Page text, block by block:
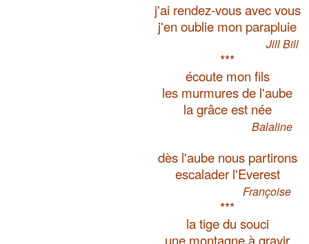
j'ai rendez-vous avec vous
j'en oublie mon parapluie
Jill Bill
***
écoute mon fils
les murmures de l'aube
la grâce est née
Balaline
dès l'aube nous partirons
escalader l'Everest
Françoise
***
la tige du souci
une montagne à gravir